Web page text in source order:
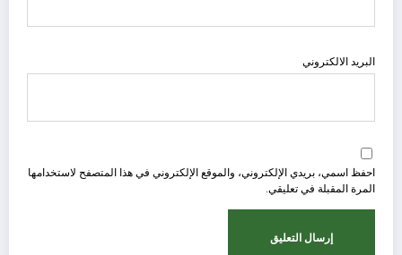
البريد الالكتروني
احفظ اسمي، بريدي الإلكتروني، والموقع الإلكتروني في هذا المتصفح لاستخدامها
المرة المقبلة في تعليقي.